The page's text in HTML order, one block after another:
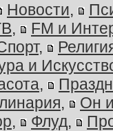
Новости,
,
FM и
,
и
,
,
Он
, Флуд,